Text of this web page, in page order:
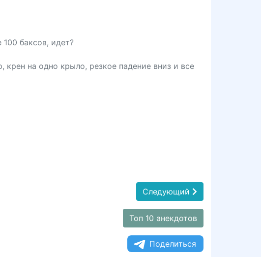
баксов, идет?
крен на одно крыло, резкое падение вниз и все
Следующий
Топ 10 анекдотов
Поделиться